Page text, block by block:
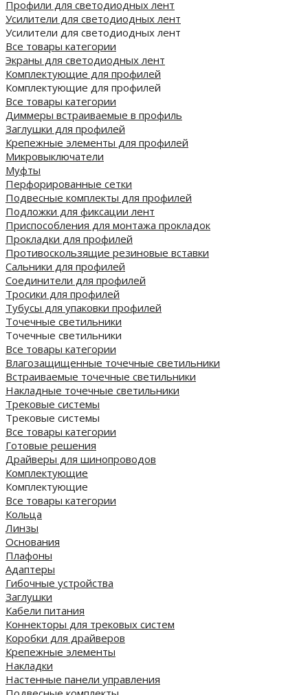
Профили для светодиодных лент
Усилители для светодиодных лент
Усилители для светодиодных лент
Все товары категории
Экраны для светодиодных лент
Комплектующие для профилей
Комплектующие для профилей
Все товары категории
Диммеры встраиваемые в профиль
Заглушки для профилей
Крепежные элементы для профилей
Микровыключатели
Муфты
Перфорированные сетки
Подвесные комплекты для профилей
Подложки для фиксации лент
Приспособления для монтажа прокладок
Прокладки для профилей
Противоскользящие резиновые вставки
Сальники для профилей
Соединители для профилей
Тросики для профилей
Тубусы для упаковки профилей
Точечные светильники
Точечные светильники
Все товары категории
Влагозащищенные точечные светильники
Встраиваемые точечные светильники
Накладные точечные светильники
Трековые системы
Трековые системы
Все товары категории
Готовые решения
Драйверы для шинопроводов
Комплектующие
Комплектующие
Все товары категории
Кольца
Линзы
Основания
Плафоны
Адаптеры
Гибочные устройства
Заглушки
Кабели питания
Коннекторы для трековых систем
Коробки для драйверов
Крепежные элементы
Накладки
Настенные панели управления